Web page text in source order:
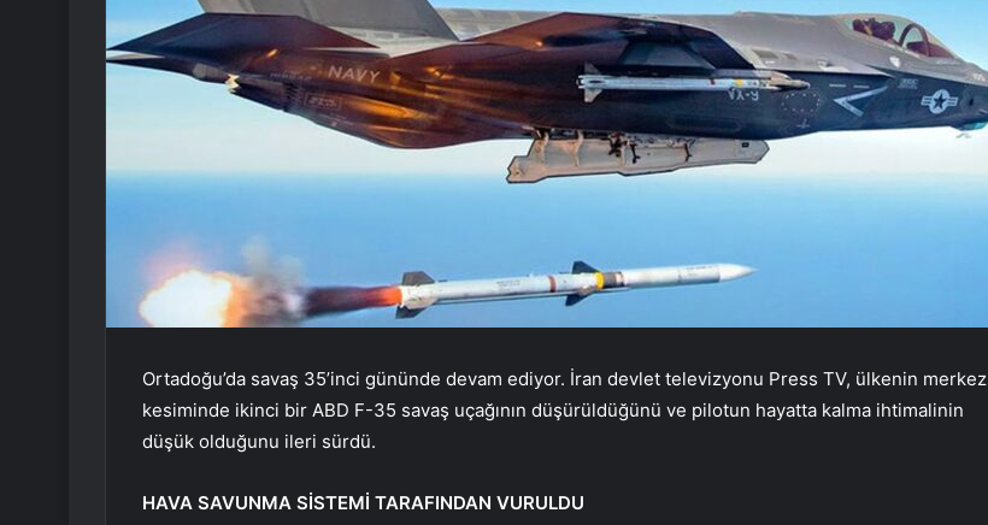
Ortadoğu’da savaş 35’inci gününde devam ediyor. İran devlet televizyonu Press TV, ülkenin merkez
kesiminde ikinci bir ABD F-35 savaş uçağının düşürüldüğünü ve pilotun hayatta kalma ihtimalinin
düşük olduğunu ileri sürdü.
HAVA SAVUNMA SİSTEMİ TARAFINDAN VURULDU